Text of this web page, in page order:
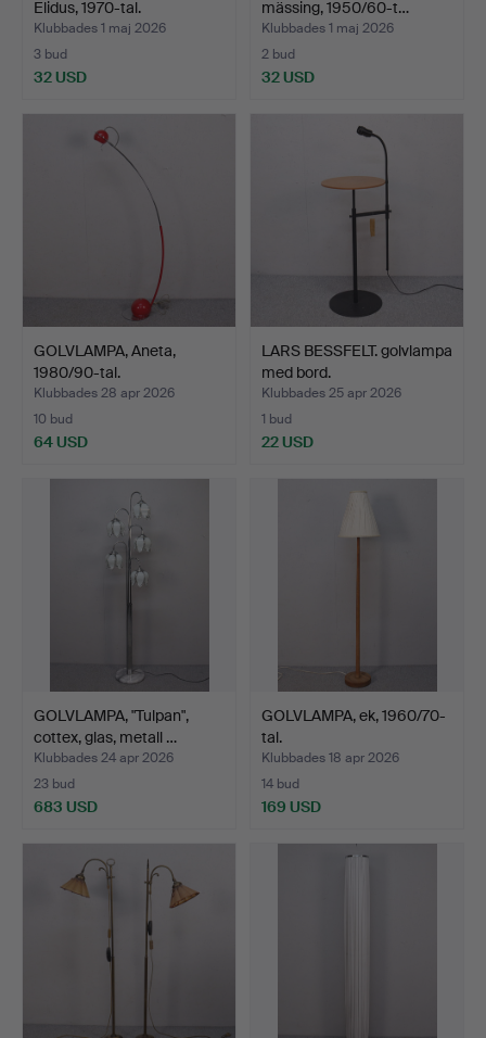
Elidus, 1970-tal.
Klubbades 1 maj 2026
3 bud
32 USD
mässing, 1950/60-t…
Klubbades 1 maj 2026
2 bud
32 USD
GOLVLAMPA, Aneta,
1980/90-tal.
Klubbades 28 apr 2026
10 bud
64 USD
LARS BESSFELT. golvlampa
med bord.
Klubbades 25 apr 2026
1 bud
22 USD
GOLVLAMPA, "Tulpan",
cottex, glas, metall …
Klubbades 24 apr 2026
23 bud
683 USD
GOLVLAMPA, ek, 1960/70-
tal.
Klubbades 18 apr 2026
14 bud
169 USD